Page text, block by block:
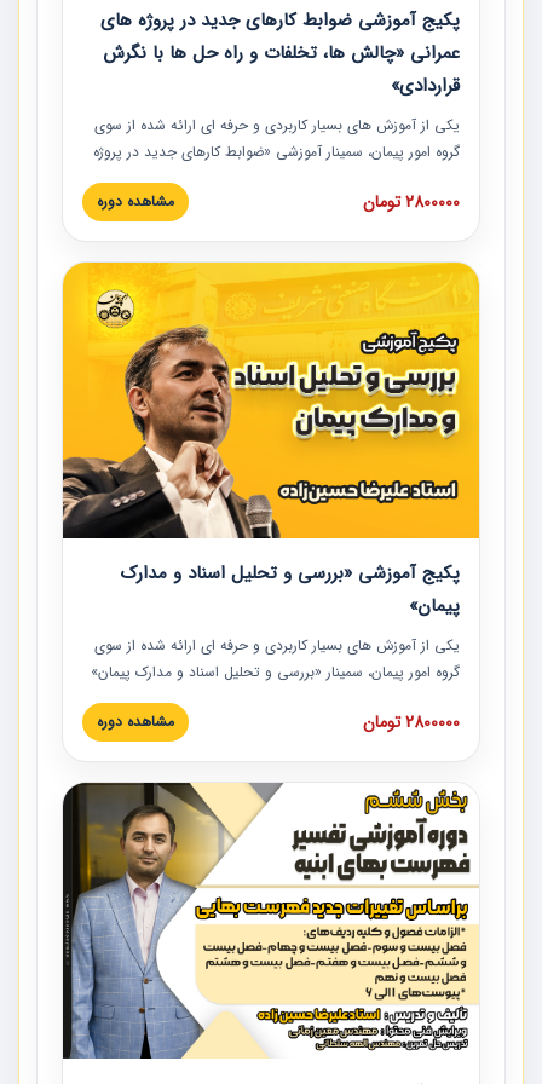
پکیج آموزشی ضوابط کارهای جدید در پروژه های
عمرانی «چالش ها، تخلفات و راه حل ها با نگرش
قراردادی»
یکی از آموزش‏‏‏‏‏‏ های بسیار کاربردی و حرفه‏ ای ارائه شده از سوی
گروه امور پیمان، سمینار آموزشی «ضوابط کارهای جدید در پروژه
های عمرانی» چالش ها، تخلفات و راه حل ها با نگرش قراردادی
است که در محل سندیکای شرکت های ساختمانی کشور ارائه شد.
مدارک پیمان به همراه تجربیات عملی ارائه شده است.
2800000 تومان مشاهده دوره
پکیج آموزشی «بررسی و تحلیل اسناد و مدارک
پیمان»
یکی از آموزش‏‏‏‏‏‏ های بسیار کاربردی و حرفه‏ ای ارائه شده از سوی
گروه امور پیمان، سمینار «بررسی و تحلیل اسناد و مدارک پیمان»
است که در دانشگاه صنعتی شریف ارائه شد. در این آموزش
نکات کلیدی مربوط به اسناد و مدارک پیمان، اولویت بندی اسناد
پیمان به همراه تجربیات عملی در این خصوص ارائه شده است.
2800000 تومان مشاهده دوره